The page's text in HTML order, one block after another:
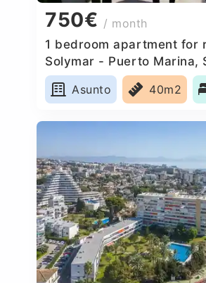
750€ / month
1 bedroom apartment for
Solymar - Puerto Marina,
Asunto
40m2